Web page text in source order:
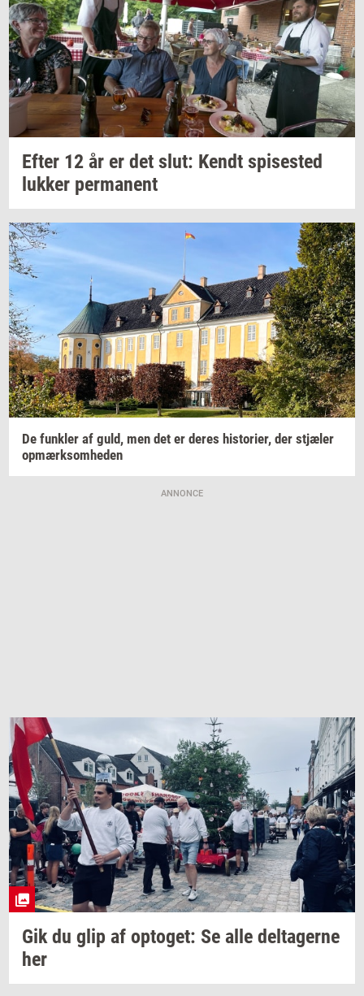
Efter 12 år er det slut: Kendt spi­se­sted
luk­ker per­ma­nent
De funk­ler af guld, men det er deres hi­sto­ri­er, der stjæ­ler
op­mærk­som­he­den
ANNONCE
Gik du glip af op­to­get: Se alle del­ta­ger­ne
her